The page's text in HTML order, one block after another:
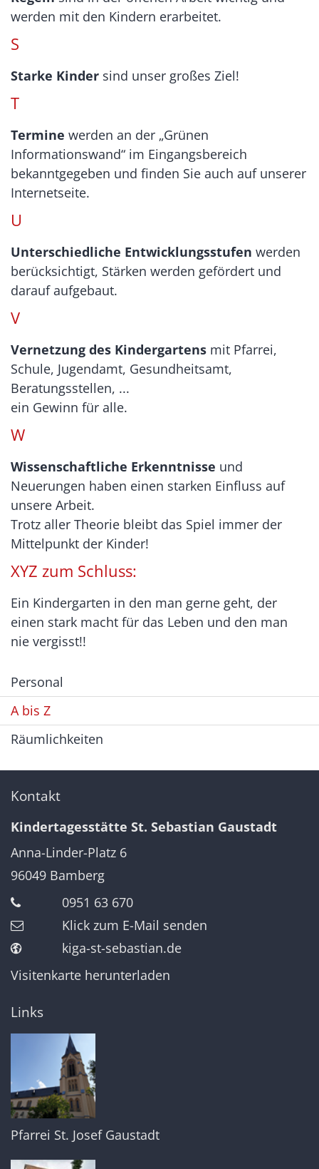
werden mit den Kindern erarbeitet.
S
Starke Kinder sind unser großes Ziel!
T
Termine werden an der „Grünen
Informationswand“ im Eingangsbereich
bekanntgegeben und finden Sie auch auf unserer
Internetseite.
U
Unterschiedliche Entwicklungsstufen werden
berücksichtigt, Stärken werden gefördert und
darauf aufgebaut.
V
Vernetzung des Kindergartens mit Pfarrei,
Schule, Jugendamt, Gesundheitsamt,
Beratungsstellen, ...
ein Gewinn für alle.
W
Wissenschaftliche Erkenntnisse und
Neuerungen haben einen starken Einfluss auf
unsere Arbeit.
Trotz aller Theorie bleibt das Spiel immer der
Mittelpunkt der Kinder!
XYZ zum Schluss:
Ein Kindergarten in den man gerne geht, der
einen stark macht für das Leben und den man
nie vergisst!!
Personal
A bis Z
Räumlichkeiten
Kontakt
Kindertagesstätte St. Sebastian Gaustadt
Anna-Linder-Platz 6
96049 Bamberg
0951 63 670
Klick zum E-Mail senden
kiga-st-sebastian.de
Visitenkarte herunterladen
Links
Pfarrei St. Josef Gaustadt